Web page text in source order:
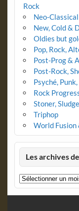
Rock
Neo-
New, Cold &
Oldies but
Pop, Rock,
Post-Prog &
Post-Rock,
Psyché,
Rock
Stoner,
Triphop
World Fusion
Les archives
Les
archives